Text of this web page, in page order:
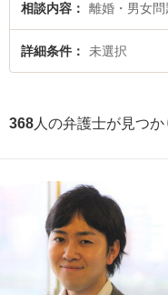
ルを今すぐに弁護士に相談し
ル解決の実績豊富な近くの弁護
貞等)による離婚問題を法律相
相談内容 離婚・男女
詳細条件 未選択
368 人の弁護士が見つか